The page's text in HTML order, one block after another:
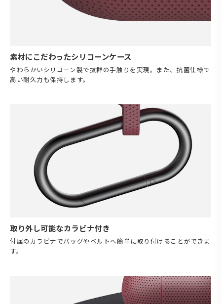
素材にこだわったシリコーンケース
やわらかいシリコーン製で抜群の手触りを実現。また、抗菌仕様で
高い耐久力も保持します。
取り外し可能なカラビナ付き
付属のカラビナでバッグやベルトへ簡単に取り付けることができま
す。